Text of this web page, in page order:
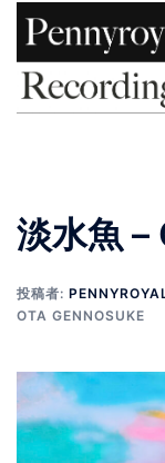
淡水魚 –
投稿者:
OTA GENNOSUKE